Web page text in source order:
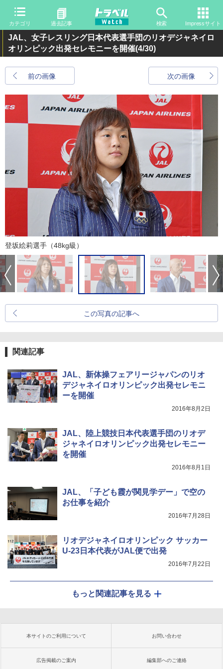
カテゴリ 過去記事 検索 Impressサイト
JAL、女子レスリング日本代表選手団のリオデジャネイロ
オリンピック出発セレモニーを開催(4/30)
前の画像 次の画像
登坂絵莉選手（48kg級）
この写真の記事へ
関連記事
JAL、新体操フェアリージャパンのリオ
デジャネイロオリンピック出発セレモニ
ーを開催
2016年8月2日
JAL、陸上競技日本代表選手団のリオデ
ジャネイロオリンピック出発セレモニー
を開催
2016年8月1日
JAL、「子ども霞が関見学デー」で空の
お仕事を紹介
2016年7月28日
リオデジャネイロオリンピック サッカー
U-23日本代表がJAL便で出発
2016年7月22日
もっと関連記事を見る
本サイトのご利用について お問い合わせ
広告掲載のご案内 編集部へのご連絡